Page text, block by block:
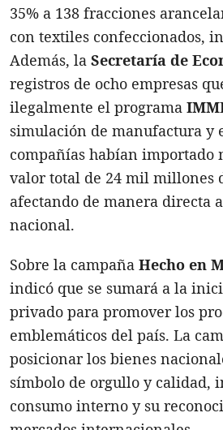
35% a 138 fracciones
con textiles confeccionados,
Además, la Secretaría de
registros de ocho empresas
ilegalmente el programa
simulación de manufactura y
compañías habían importado
valor total de 24 mil millones
afectando de manera directa
nacional.
Sobre la campaña Hecho en
indicó que se sumará a la
privado para promover los
emblemáticos del país. La
posicionar los bienes
símbolo de orgullo y calidad,
consumo interno y su